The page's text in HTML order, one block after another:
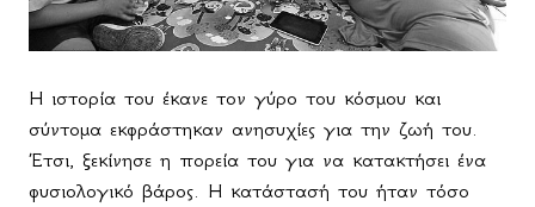
Η ιστορία του έκανε τον γύρο του κόσμου και
σύντομα εκφράστηκαν ανησυχίες για την ζωή του.
Έτσι, ξεκίνησε η πορεία του για να κατακτήσει ένα
φυσιολογικό βάρος. Η κατάστασή του ήταν τόσο